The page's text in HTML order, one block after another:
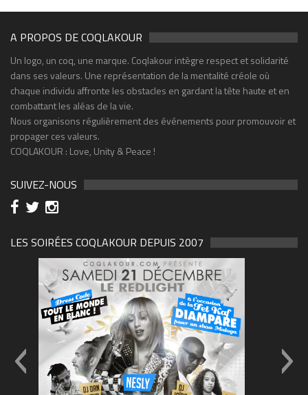
A PROPOS DE COQLAKOUR
Un logo, un coq, une marque. Coqlakour intègre respect et solidarité
dans ses valeurs. Une représentation de la mentalité créole où
chaque individu affronte les obstacles en gardant la tête haute et en
combattant les aléas de la vie.
Nous organisons régulièrement des événements pour promouvoir et
propager ces valeurs.
COQLAKOUR : Love, Unity & Peace !
SUIVEZ-NOUS
LES SOIRÉES COQLAKOUR DEPUIS 2007